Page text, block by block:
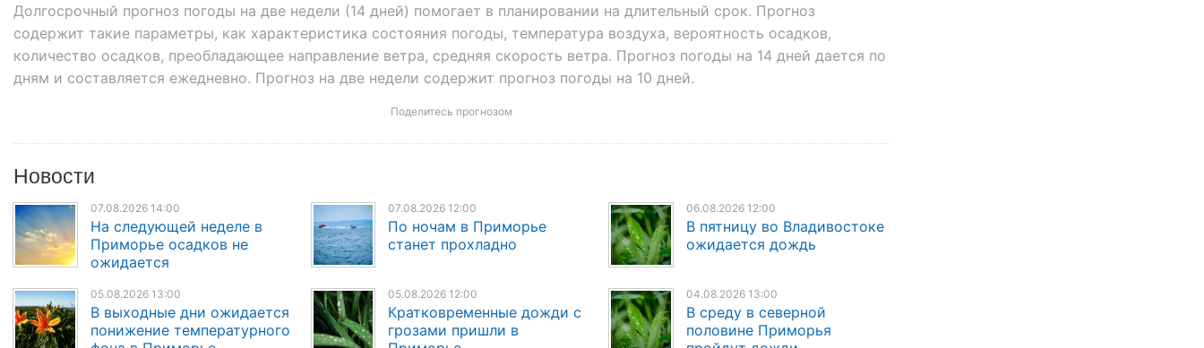
Долгосрочный прогноз погоды на две недели (14 дней) помогает в планировании на длительный срок. Прогноз
содержит такие параметры, как характеристика состояния погоды, температура воздуха, вероятность осадков,
количество осадков, преобладающее направление ветра, средняя скорость ветра. Прогноз погоды на 14 дней дается по
дням и составляется ежедневно. Прогноз на две недели содержит прогноз погоды на 10 дней.
Поделитесь прогнозом
Новости
07.08.2026 14:00
На следующей неделе в
Приморье осадков не
ожидается
07.08.2026 12:00
По ночам в Приморье
станет прохладно
06.08.2026 12:00
В пятницу во Владивостоке
ожидается дождь
05.08.2026 13:00
В выходные дни ожидается
понижение температурного
05.08.2026 12:00
Кратковременные дожди с
грозами пришли в
04.08.2026 13:00
В среду в северной
половине Приморья